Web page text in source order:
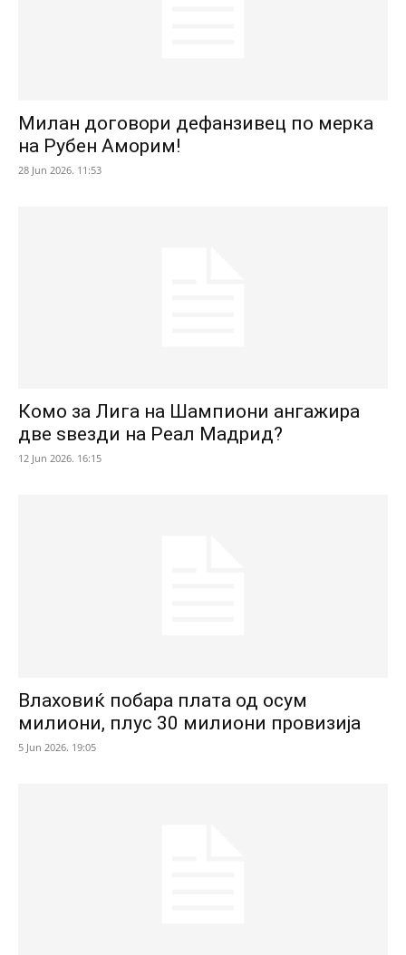
Милан договори дефанзивец по мерка
на Рубен Аморим!
28 Jun 2026. 11:53
Комо за Лига на Шампиони ангажира
две ѕвезди на Реал Мадрид?
12 Jun 2026. 16:15
Влаховиќ побара плата од осум
милиони, плус 30 милиони провизија
5 Jun 2026. 19:05